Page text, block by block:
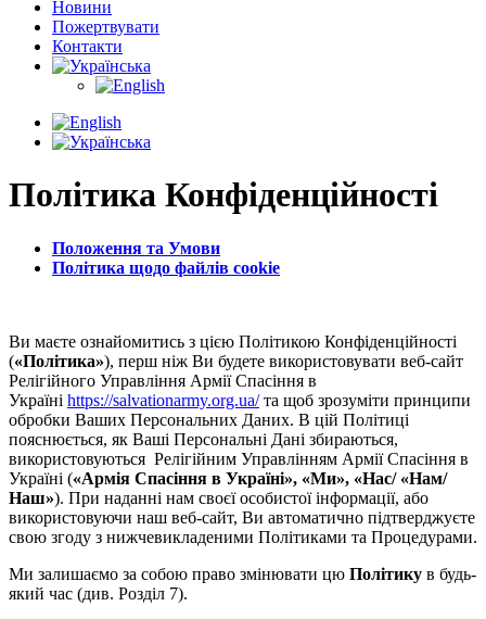
Новини
Пожертвувати
Контакти
Політика Конфіденційності
Положення та Умови
Політика щодо файлів cookie
Ви маєте ознайомитись з цією Політикою Конфіденційності
(«Політика»), перш ніж Ви будете використовувати веб-сайт
Релігійного Управління Армії Спасіння в
Україні https://salvationarmy.org.ua/та щоб зрозуміти принципи
обробки Ваших Персональних Даних. В цій Політиці
пояснюється, як Ваші Персональні Дані збираються,
використовуються Релігійним Управлінням Армії Спасіння в
Україні («Армія Спасіння в Україні», «Ми», «Нас/ «Нам/
Наш»). При наданні нам своєї особистої інформації, або
використовуючи наш веб-сайт, Ви автоматично підтверджуєте
свою згоду з нижчевикладеними Політиками та Процедурами.
Ми залишаємо за собою право змінювати цю Політику в будь-
який час (див. Розділ 7).